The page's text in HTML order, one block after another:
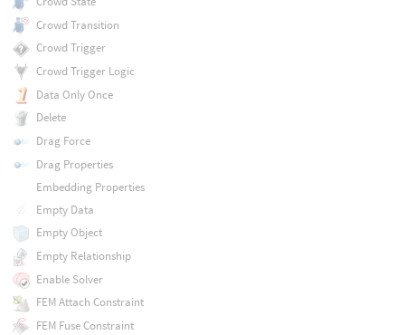
Crowd Transition
Crowd Trigger
Crowd Trigger Logic
Data Only Once
Delete
Drag Force
Drag Properties
Embedding Properties
Empty Data
Empty Object
Empty Relationship
Enable Solver
FEM Attach Constraint
FEM Fuse Constraint